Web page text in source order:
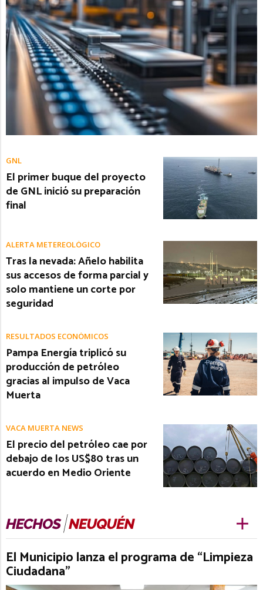
GNL
El primer buque del proyecto
de GNL inició su preparación
final
ALERTA METEREOLÓGICO
Tras la nevada: Añelo habilita
sus accesos de forma parcial y
solo mantiene un corte por
seguridad
RESULTADOS ECONÓMICOS
Pampa Energía triplicó su
producción de petróleo
gracias al impulso de Vaca
Muerta
VACA MUERTA NEWS
El precio del petróleo cae por
debajo de los US$80 tras un
acuerdo en Medio Oriente
El Municipio lanza el programa de “Limpieza
Ciudadana”